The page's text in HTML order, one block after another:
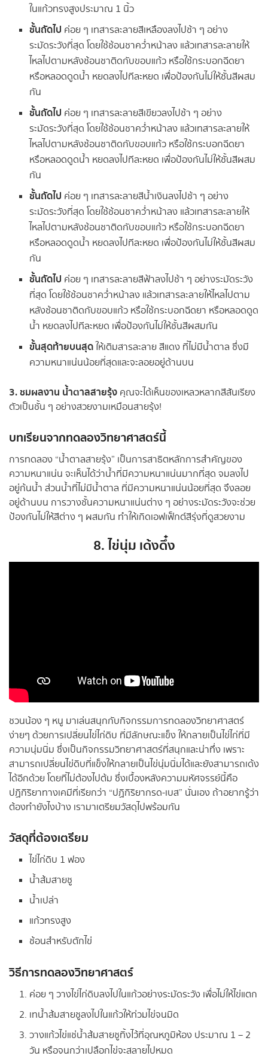
ในแก้วทรงสูงประมาณ 1 นิ้ว
ชั้นถัดไป ค่อย ๆ เทสารละลายสีเหลืองลงไปช้า ๆ อย่าง
ระมัดระวังที่สุด โดยใช้ช้อนชาคว่ำหน้าลง แล้วเทสารละลายให้
ไหลไปตามหลังช้อนชาติดกับขอบแก้ว หรือใช้กระบอกฉีดยา
หรือหลอดดูดน้ำ หยดลงไปทีละหยด เพื่อป้องกันไม่ให้ชั้นสีผสม
กัน
ชั้นถัดไป ค่อย ๆ เทสารละลายสีเขียวลงไปช้า ๆ อย่าง
ระมัดระวังที่สุด โดยใช้ช้อนชาคว่ำหน้าลง แล้วเทสารละลายให้
ไหลไปตามหลังช้อนชาติดกับขอบแก้ว หรือใช้กระบอกฉีดยา
หรือหลอดดูดน้ำ หยดลงไปทีละหยด เพื่อป้องกันไม่ให้ชั้นสีผสม
กัน
ชั้นถัดไป ค่อย ๆ เทสารละลายสีน้ำเงินลงไปช้า ๆ อย่าง
ระมัดระวังที่สุด โดยใช้ช้อนชาคว่ำหน้าลง แล้วเทสารละลายให้
ไหลไปตามหลังช้อนชาติดกับขอบแก้ว หรือใช้กระบอกฉีดยา
หรือหลอดดูดน้ำ หยดลงไปทีละหยด เพื่อป้องกันไม่ให้ชั้นสีผสม
กัน
ชั้นถัดไป ค่อย ๆ เทสารละลายสีฟ้าลงไปช้า ๆ อย่างระมัดระวัง
ที่สุด โดยใช้ช้อนชาคว่ำหน้าลง แล้วเทสารละลายให้ไหลไปตาม
หลังช้อนชาติดกับขอบแก้ว หรือใช้กระบอกฉีดยา หรือหลอดดูด
น้ำ หยดลงไปทีละหยด เพื่อป้องกันไม่ให้ชั้นสีผสมกัน
ขั้นสุดท้ายบนสุด ให้เติมสารละลาย สีแดง ที่ไม่มีน้ำตาล ซึ่งมี
ความหนาแน่นน้อยที่สุดและจะลอยอยู่ด้านบน
3. ชมผลงาน น้ำตาลสายรุ้ง คุณจะได้เห็นของเหลวหลากสีสันเรียง
ตัวเป็นชั้น ๆ อย่างสวยงามเหมือนสายรุ้ง!
บทเรียนจากทดลองวิทยาศาสตร์นี้
การทดลอง “น้ำตาลสายรุ้ง” เป็นการสาธิตหลักการสำคัญของ
ความหนาแน่น จะเห็นได้ว่าน้ำที่มีความหนาแน่นมากที่สุด จมลงไป
อยู่ก้นน้ำ ส่วนน้ำที่ไม่มีน้ำตาล ที่มีความหนาแน่นน้อยที่สุด จึงลอย
อยู่ด้านบน การวางชั้นความหนาแน่นต่าง ๆ อย่างระมัดระวังจะช่วย
ป้องกันไม่ให้สีต่าง ๆ ผสมกัน ทำให้เกิดเอฟเฟ็กต์สีรุ่งที่ดูสวยงาม
8. ไข่นุ่ม เด้งดึ๋ง
ชวนน้อง ๆ หนู มาเล่นสนุกกับกิจกรรมการทดลองวิทยาศาสตร์
ง่ายๆ ด้วยการเปลี่ยนไข่ไก่ดิบ ที่มีลักษณะแข็ง ให้กลายเป็นไข่ไก่ที่มี
ความนุ่มนิ่ม ซึ่งเป็นกิจกรรมวิทยาศาสตร์ที่สนุกและน่าทึ่ง เพราะ
สามารถเปลี่ยนไข่ดิบที่แข็งให้กลายเป็นไข่นุ่มนิ่มได้และยังสามารถเด้ง
ได้อีกด้วย โดยที่ไม่ต้องไปต้ม ซึ่งเบื้องหลังความมหัศจรรย์นี้คือ
ปฏิกิริยาทางเคมีที่เรียกว่า “ปฏิกิริยากรด-เบส” นั่นเอง ถ้าอยากรู้ว่า
ต้องทำยังไงบ้าง เรามาเตรียมวัสดุไปพร้อมกัน
วัสดุที่ต้องเตรียม
ไข่ไก่ดิบ 1 ฟอง
น้ำส้มสายชู
น้ำเปล่า
แก้วทรงสูง
ช้อนสำหรับตักไข่
วิธีการทดลองวิทยาศาสตร์
ค่อย ๆ วางไข่ไก่ดิบลงไปในแก้วอย่างระมัดระวัง เพื่อไม่ให้ไข่แตก
เทน้ำส้มสายชูลงไปในแก้วให้ท่วมไข่จนมิด
วางแก้วไข่แช่น้ำส้มสายชูทิ้งไว้ที่อุณหภูมิห้อง ประมาณ 1 – 2
วัน หรือจนกว่าเปลือกไข่จะสลายไปหมด